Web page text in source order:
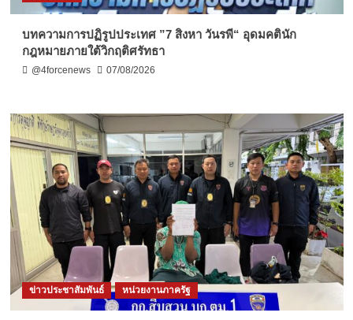
บทความการปฏิรูปประเทศ ”7 สิงหา วันรพี“ อุดมคตินัก
กฎหมายภายใต้วิกฤติศรัทธา
@4forcenews 07/08/2026
ข่าวประชาสัมพันธ์ หน่วยงานภาครัฐ